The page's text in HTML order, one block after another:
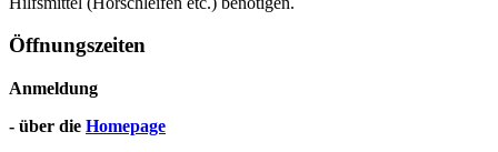
Öffnungszeiten
Anmeldung
- über die Homepage